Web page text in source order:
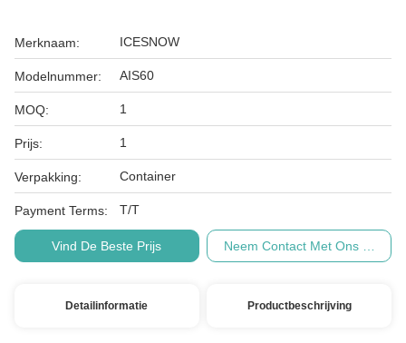
Merknaam: ICESNOW
Modelnummer: AIS60
MOQ: 1
Prijs: 1
Verpakking: Container
Payment Terms: T/T
Vind De Beste Prijs Neem Contact Met Ons Op
Detailinformatie Productbeschrijving